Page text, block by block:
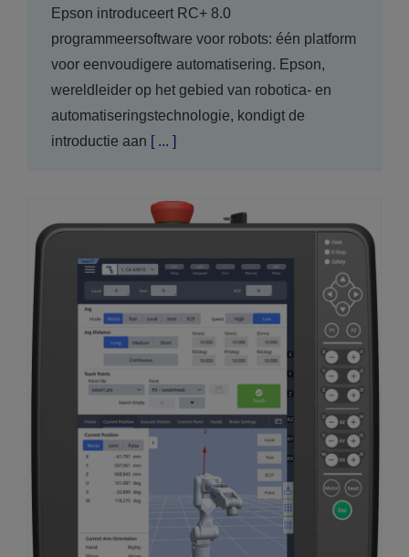
Epson introduceert RC+ 8.0
programmeersoftware voor robots: één platform
voor eenvoudigere automatisering. Epson,
wereldleider op het gebied van robotica- en
automatiseringstechnologie, kondigt de
introductie aan [ ... ]